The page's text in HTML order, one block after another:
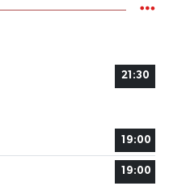
21:30
19:00
19:00